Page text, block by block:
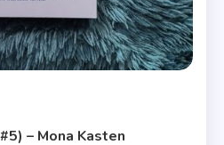
– Mona Kasten